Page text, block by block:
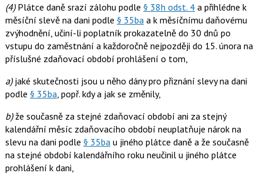
(4)Plátce daně srazí zálohu podle § 38h odst. 4a přihlédne k
měsíční slevě na dani podle § 35ba a k měsíčnímu daňovému
zvýhodnění, učiní-li poplatník prokazatelně do 30 dnů po
vstupu do zaměstnání a každoročně nejpozději do 15. února na
příslušné zdaňovací období prohlášení o tom,
a)jaké skutečnosti jsou u něho dány pro přiznání slevy na dani
podle § 35ba , popř. kdy a jak se změnily,
b)že současně za stejné zdaňovací období ani za stejný
kalendářní měsíc zdaňovacího období neuplatňuje nárok na
slevu na dani podle § 35ba u jiného plátce daně a že současně
na stejné období kalendářního roku neučinil u jiného plátce
prohlášení k dani,